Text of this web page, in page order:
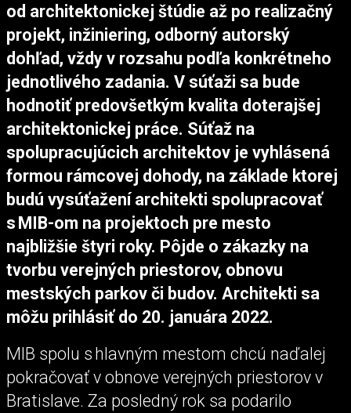
od architektonickej štúdie až po realizačný
projekt, inžiniering, odborný autorský
dohľad, vždy v rozsahu podľa konkrétneho
jednotlivého zadania. V súťaži sa bude
hodnotiť predovšetkým kvalita doterajšej
architektonickej práce. Súťaž na
spolupracujúcich architektov je vyhlásená
formou rámcovej dohody, na základe ktorej
budú vysúťažení architekti spolupracovať
s MIB-om na projektoch pre mesto
najbližšie štyri roky. Pôjde o zákazky na
tvorbu verejných priestorov, obnovu
mestských parkov či budov. Architekti sa
môžu prihlásiť do 20. januára 2022.
MIB spolu s hlavným mestom chcú naďalej
pokračovať v obnove verejných priestorov v
Bratislave. Za posledný rok sa podarilo